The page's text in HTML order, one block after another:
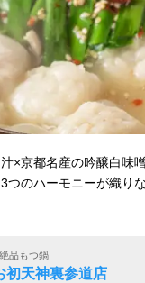
×京都名産の吟醸白味
つのハーモニーが織り
品もつ鍋
初天神裏参道店